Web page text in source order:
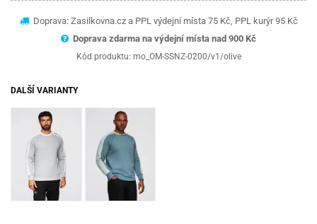
Doprava: Zasilkovna.cz a PPL výdejní místa 75 Kč, PPL kurýr 95 Kč
Doprava zdarma na výdejní místa nad 900 Kč
Kód produktu: mo_OM-SSNZ-0200/v1/olive
DALŠÍ VARIANTY